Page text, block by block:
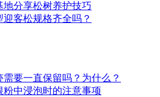
分享松树养护技巧
客松规格齐全吗？
要一直保留吗？为什么？
中浸泡时的注意事项